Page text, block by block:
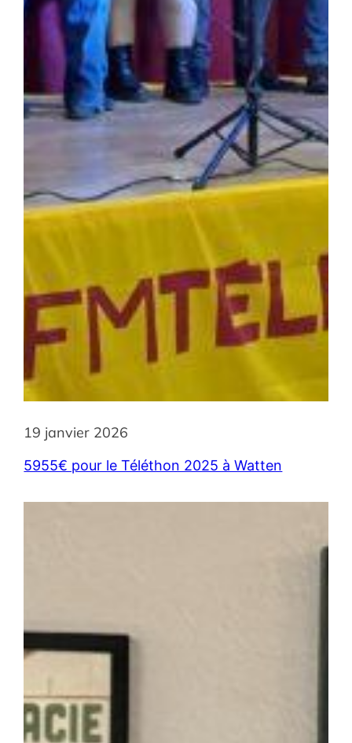
19 janvier 2026
5955€ pour le Téléthon 2025 à Watten